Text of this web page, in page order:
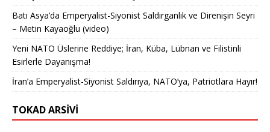
Batı Asya’da Emperyalist-Siyonist Saldırganlık ve Direnişin Seyri
– Metin Kayaoğlu (video)
Yeni NATO Üslerine Reddiye; İran, Küba, Lübnan ve Filistinli
Esirlerle Dayanışma!
İran’a Emperyalist-Siyonist Saldırıya, NATO’ya, Patriotlara Hayır!
TOKAD ARSIVI